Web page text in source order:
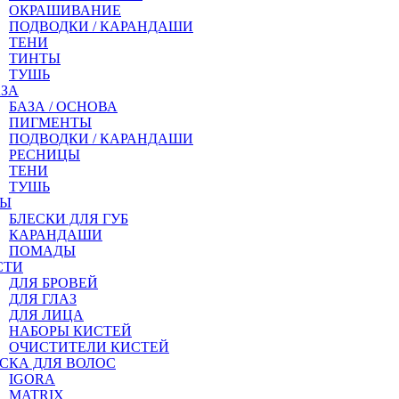
ОКРАШИВАНИЕ
ПОДВОДКИ / КАРАНДАШИ
ТЕНИ
ТИНТЫ
ТУШЬ
БАЗА / ОСНОВА
ПИГМЕНТЫ
ПОДВОДКИ / КАРАНДАШИ
РЕСНИЦЫ
ТЕНИ
ТУШЬ
БЛЕСКИ ДЛЯ ГУБ
КАРАНДАШИ
ПОМАДЫ
ДЛЯ БРОВЕЙ
ДЛЯ ГЛАЗ
ДЛЯ ЛИЦА
НАБОРЫ КИСТЕЙ
ОЧИСТИТЕЛИ КИСТЕЙ
ДЛЯ ВОЛОС
IGORA
MATRIX